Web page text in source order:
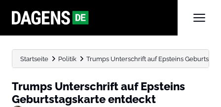
Startseite Politik Trumps Unterschrift auf Epsteins
Trumps Unterschrift auf Epsteins
Geburtstagskarte entdeckt